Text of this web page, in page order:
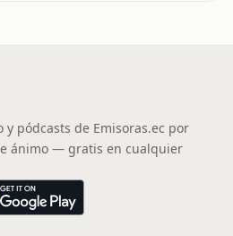
y pódcasts de Emisoras.ec por
ánimo — gratis en cualquier